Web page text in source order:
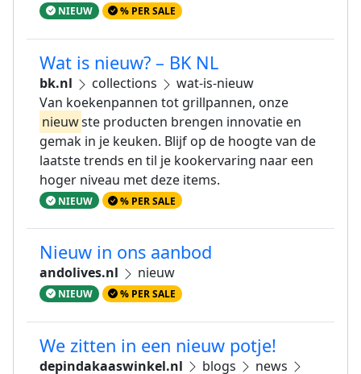
NIEUW % PER SALE
Wat is nieuw? – BK NL
bk.nl collections
wat-is-nieuw
Van koekenpannen tot grillpannen, onze
nieuwste producten brengen innovatie en
gemak in je keuken. Blijf op de hoogte van de
laatste trends en til je kookervaring naar een
hoger niveau met deze items.
NIEUW % PER SALE
Nieuw in ons aanbod
andolives.nl nieuw
NIEUW % PER SALE
We zitten in een nieuw potje!
depindakaaswinkel.nl blogs
news